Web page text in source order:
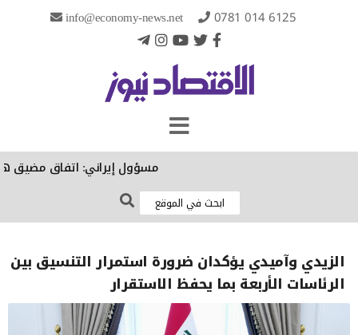
info@economy-news.net 0781 014 6125
مسؤول إيراني: اتفاق مضيق
الزيدي وآميدي يؤكدان ضرورة استمرار التنسيق بين
الرئاسات الأربعة بما يحفظ الاستقرار